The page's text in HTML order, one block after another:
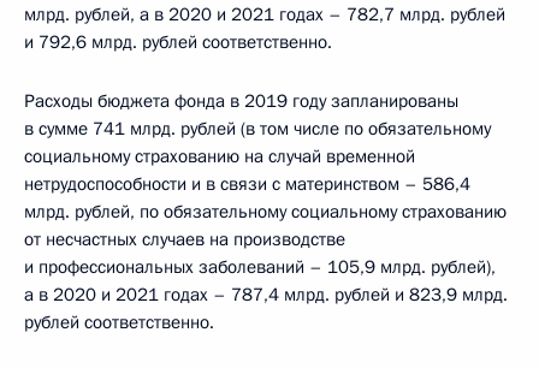
млрд. рублей, а в 2020 и 2021 годах – 782,7 млрд. рублей
и 792,6 млрд. рублей соответственно.
Расходы бюджета фонда в 2019 году запланированы
в сумме 741 млрд. рублей (в том числе по обязательному
социальному страхованию на случай временной
нетрудоспособности и в связи с материнством – 586,4
млрд. рублей, по обязательному социальному страхованию
от несчастных случаев на производстве
и профессиональных заболеваний – 105,9 млрд. рублей),
а в 2020 и 2021 годах – 787,4 млрд. рублей и 823,9 млрд.
рублей соответственно.